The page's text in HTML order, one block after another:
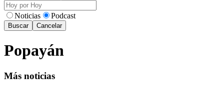
Noticias Podcast
Buscar Cancelar
Popayán
Más noticias